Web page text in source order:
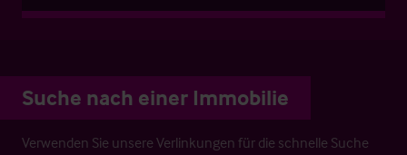
Suche nach einer Immobilie
Verwenden Sie unsere Verlinkungen für die schnelle Suche